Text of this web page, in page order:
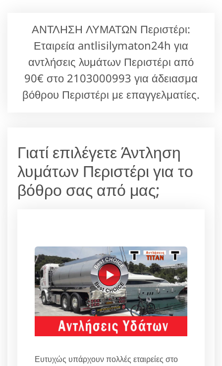
ΑΝΤΛΗΣΗ ΛΥΜΑΤΩΝ Περιστέρι:
Εταιρεία antlisilymaton24h για
αντλήσεις λυμάτων Περιστέρι από
90€ στο 2103000993 για άδειασμα
βόθρου Περιστέρι με επαγγελματίες.
Γιατί επιλέγετε Άντληση
λυμάτων Περιστέρι για το
βόθρο σας από μας;
Ευτυχώς υπάρχουν πολλές εταιρείες στο